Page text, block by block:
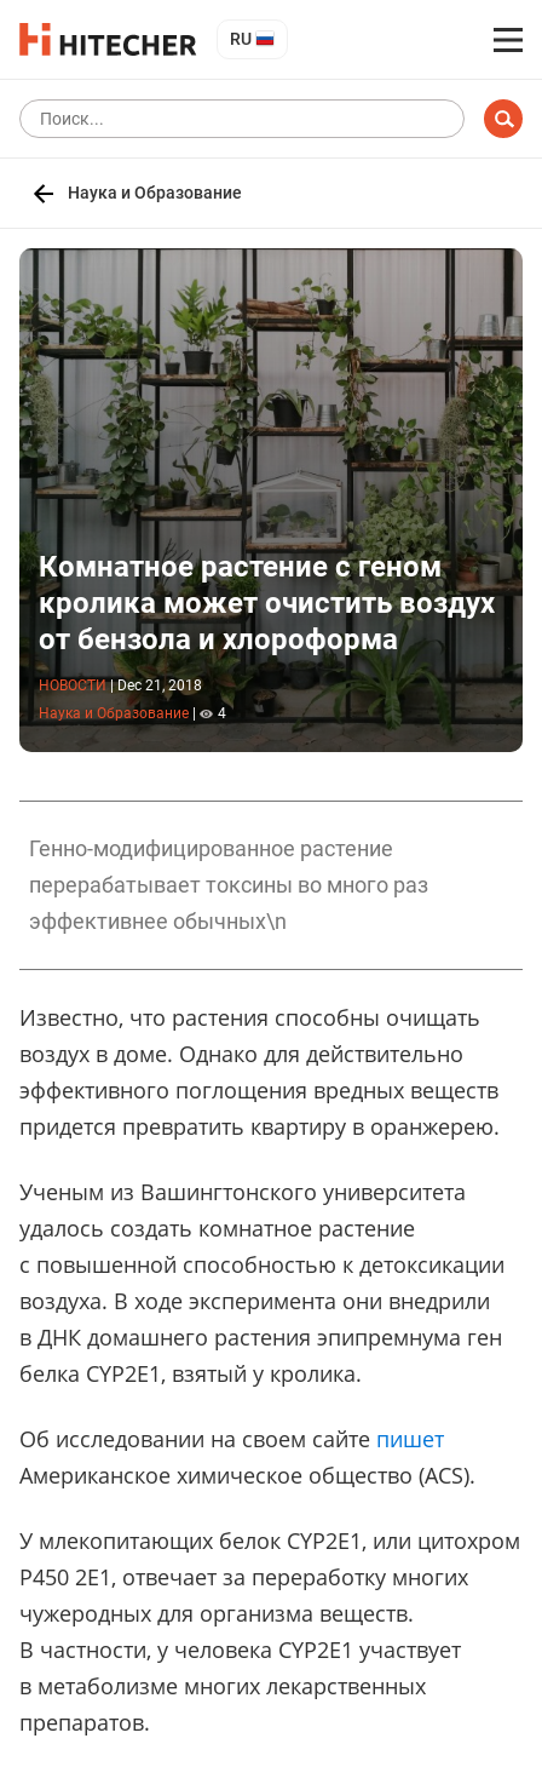
RU
Наука и Образование
Комнатное растение с геном
кролика может очистить воздух
от бензола и хлороформа
НОВОСТИ | Dec 21, 2018
Наука и Образование
4
Генно-модифицированное растение
перерабатывает токсины во много раз
эффективнее обычных\n
Известно, что растения способны очищать
воздух в доме. Однако для действительно
эффективного поглощения вредных веществ
придется превратить квартиру в оранжерею.
Ученым из Вашингтонского университета
удалось создать комнатное растение
с повышенной способностью к детоксикации
воздуха. В ходе эксперимента они внедрили
в ДНК домашнего растения эпипремнума ген
белка CYP2E1, взятый у кролика.
Об исследовании на своем сайте пишет
Американское химическое общество (ACS).
У млекопитающих белок CYP2E1, или цитохром
P450 2E1, отвечает за переработку многих
чужеродных для организма веществ.
В частности, у человека CYP2E1 участвует
в метаболизме многих лекарственных
препаратов.